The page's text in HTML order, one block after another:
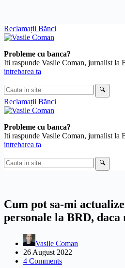
Skip
to
Reclamații Bănci
Probleme cu banca?
Iti raspunde Vasile Coman, jurnalist la
intrebarea ta
Cauta
in
site
🔍
Reclamații Bănci
Probleme cu banca?
Iti raspunde Vasile Coman, jurnalist la
intrebarea ta
Cauta
in
🔍
Cum pot sa-mi
personale la BRD,
Vasile Coman
26 August 2022
4 Comments